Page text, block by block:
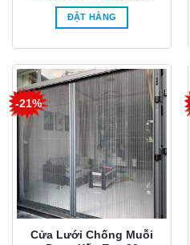
là:
1.350.000₫.
ĐẶT HÀNG
-21%
Cửa Lưới Chống Muỗi